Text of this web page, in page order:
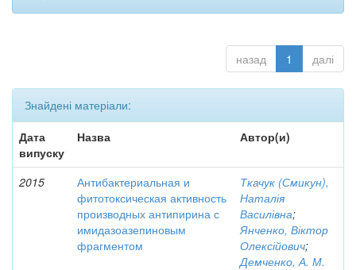
назад 1 далі
Знайдені матеріали:
Дата
випуску
Назва Автор(и)
2015
Антибактериальная и
фитотоксическая активность
производных антипирина с
имидазоазепиновым
фрагментом
Ткачук (Смикун),
Наталія
Василівна;
Янченко, Віктор
Олексійович;
Демченко, А. М.